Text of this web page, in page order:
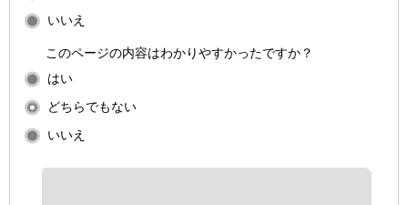
いいえ
このページの内容はわかりやすかったですか？
はい
どちらでもない
いいえ